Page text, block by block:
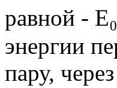
равной -
энергии
пару,